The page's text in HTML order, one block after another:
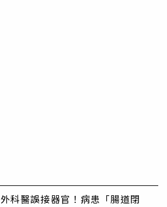
外科醫誤接器官！病患「腸道閉